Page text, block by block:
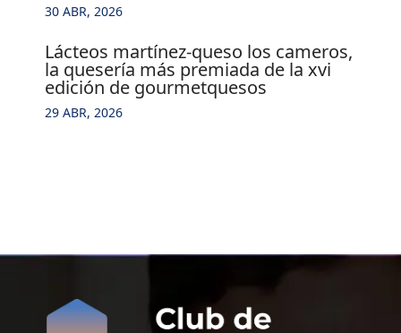
30 ABR, 2026
lácteos martínez-queso los cameros,
la quesería más premiada de la xvi
edición de gourmetquesos
29 ABR, 2026